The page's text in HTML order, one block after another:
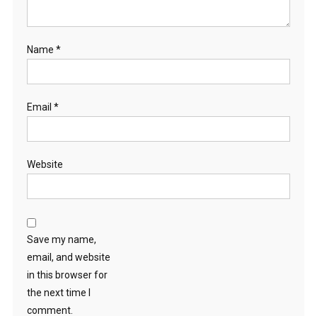
Name *
Email *
Website
Save my name,
email, and website
in this browser for
the next time I
comment.